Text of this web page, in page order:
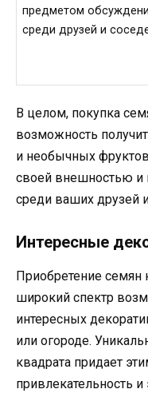
предметом
среди друзей и
В целом, покупка
возможность
и необычных
своей внешностью и
среди ваших друзей
Интересные
Приобретение семян
широкий спектр
интересных
или огороде.
квадрата придает
привлекательность